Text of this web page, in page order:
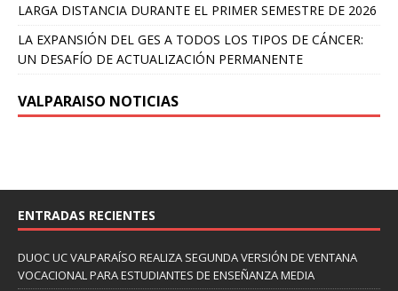
LARGA DISTANCIA DURANTE EL PRIMER SEMESTRE DE 2026
LA EXPANSIÓN DEL GES A TODOS LOS TIPOS DE CÁNCER:
UN DESAFÍO DE ACTUALIZACIÓN PERMANENTE
VALPARAISO NOTICIAS
ENTRADAS RECIENTES
DUOC UC VALPARAÍSO REALIZA SEGUNDA VERSIÓN DE VENTANA
VOCACIONAL PARA ESTUDIANTES DE ENSEÑANZA MEDIA